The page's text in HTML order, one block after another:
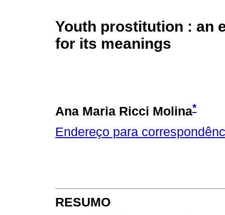
Youth prostitution : an
for its meanings
Ana Maria Ricci Molina*
Endereço para
RESUMO